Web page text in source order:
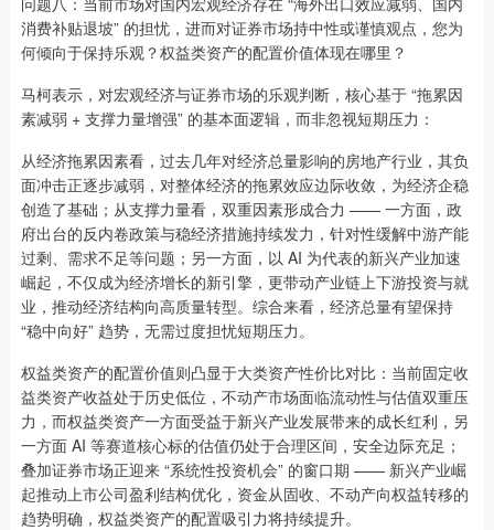
消费补贴退坡” 的担忧，进而对证券市场持中性或谨慎观点，您为
何倾向于保持乐观？权益类资产的配置价值体现在哪里？
马柯表示，对宏观经济与证券市场的乐观判断，核心基于 “拖累因
素减弱 + 支撑力量增强” 的基本面逻辑，而非忽视短期压力：
从经济拖累因素看，过去几年对经济总量影响的房地产行业，其负
面冲击正逐步减弱，对整体经济的拖累效应边际收敛，为经济企稳
创造了基础；从支撑力量看，双重因素形成合力 —— 一方面，政
府出台的反内卷政策与稳经济措施持续发力，针对性缓解中游产能
过剩、需求不足等问题；另一方面，以 AI 为代表的新兴产业加速
崛起，不仅成为经济增长的新引擎，更带动产业链上下游投资与就
业，推动经济结构向高质量转型。综合来看，经济总量有望保持
“稳中向好” 趋势，无需过度担忧短期压力。
权益类资产的配置价值则凸显于大类资产性价比对比：当前固定收
益类资产收益处于历史低位，不动产市场面临流动性与估值双重压
力，而权益类资产一方面受益于新兴产业发展带来的成长红利，另
一方面 AI 等赛道核心标的估值仍处于合理区间，安全边际充足；
叠加证券市场正迎来 “系统性投资机会” 的窗口期 —— 新兴产业崛
起推动上市公司盈利结构优化，资金从固收、不动产向权益转移的
趋势明确，权益类资产的配置吸引力将持续提升。